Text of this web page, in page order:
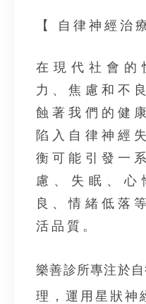
【 自律神經治
在現代社會的
力、焦慮和不
蝕著我們的健
陷入自律神經
衡可能引發一
慮、失眠、心
良、情緒低落
活品質。
樂善診所專注於
理，運用星狀神